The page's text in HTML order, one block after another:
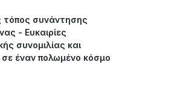
συνάντησης
- Ευκαιρίες
συνομιλίας και
έναν πολωμένο κόσμο